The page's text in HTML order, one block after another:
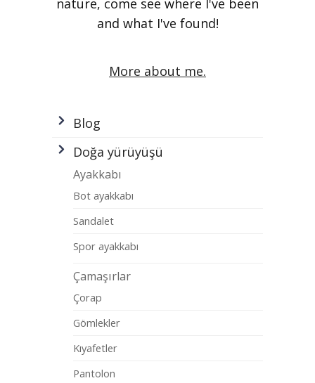
nature, come see where I've been
and what I've found!
More about me.
Blog
Doğa yürüyüşü
Ayakkabı
Bot ayakkabı
Sandalet
Spor ayakkabı
Çamaşırlar
Çorap
Gömlekler
Kıyafetler
Pantolon